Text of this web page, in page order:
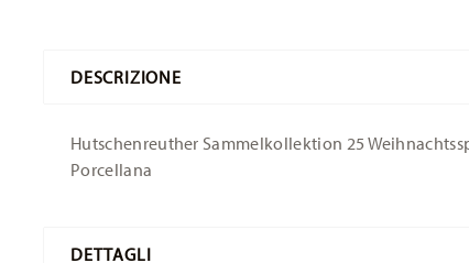
DESCRIZIONE
Hutschenreuther Sammelkollektion 25
Porcellana
DETTAGLI